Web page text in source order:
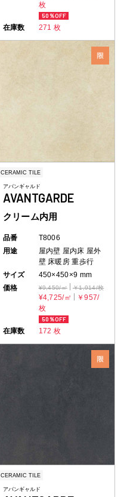
枚
50％OFF
在庫数 271 枚
CERAMIC TILE
アバンギャルド
AVANTGARDE
クリーム内用
品番
T8006
用途
屋内壁 屋内床 屋外
壁 床暖房 重歩行
サイズ
450×450×9 mm
価格
¥9,450/㎡ ￥1,914/枚
¥4,725/㎡
￥957/
枚
50％OFF
在庫数 172 枚
CERAMIC TILE
アバンギャルド